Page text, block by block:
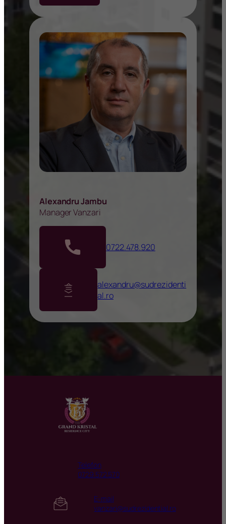
Alexandru Jambu
Manager Vanzari
0722.478.920
alexandru@sudrezidenti
al.ro
Telefon
0729.572.570
E-mail
vanzari@sudrezidential.ro